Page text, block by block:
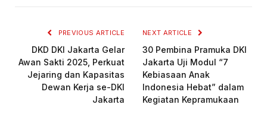
PREVIOUS ARTICLE
DKD DKI Jakarta Gelar
Awan Sakti 2025, Perkuat
Jejaring dan Kapasitas
Dewan Kerja se-DKI
Jakarta
NEXT ARTICLE
30 Pembina Pramuka DKI
Jakarta Uji Modul “7
Kebiasaan Anak
Indonesia Hebat” dalam
Kegiatan Kepramukaan